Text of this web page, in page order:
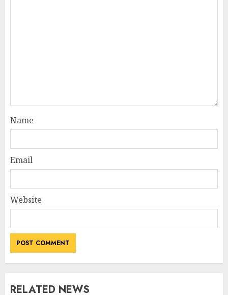
Name
Email
Website
RELATED NEWS